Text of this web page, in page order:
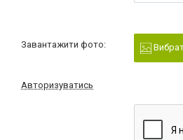
Завантажити фото:
Авторизуватись